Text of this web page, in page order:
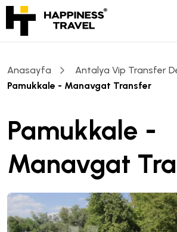
Anasayfa
Antalya Vip Transfer
Pamukkale - Manavgat Transfer
Pamukkale -
Manavgat